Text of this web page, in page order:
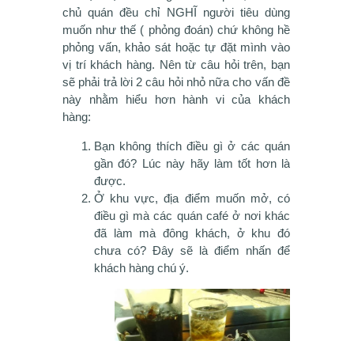
chủ quán đều chỉ NGHĨ người tiêu dùng
muốn như thế ( phỏng đoán) chứ không hề
phỏng vấn, khảo sát hoặc tự đặt mình vào
vị trí khách hàng. Nên từ câu hỏi trên, bạn
sẽ phải trả lời 2 câu hỏi nhỏ nữa cho vấn đề
này nhằm hiểu hơn hành vi của khách
hàng:
Bạn không thích điều gì ở các quán
gần đó? Lúc này hãy làm tốt hơn là
được.
Ở khu vực, địa điểm muốn mở, có
điều gì mà các quán café ở nơi khác
đã làm mà đông khách, ở khu đó
chưa có? Đây sẽ là điểm nhấn để
khách hàng chú ý.